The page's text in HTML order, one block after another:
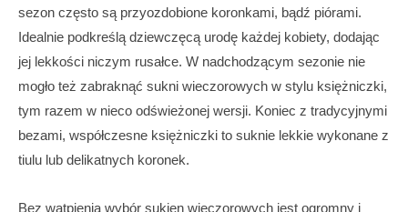
sezon często są przyozdobione koronkami, bądź piórami.
Idealnie podkreślą dziewczęcą urodę każdej kobiety, dodając
jej lekkości niczym rusałce. W nadchodzącym sezonie nie
mogło też zabraknąć sukni wieczorowych w stylu księżniczki,
tym razem w nieco odświeżonej wersji. Koniec z tradycyjnymi
bezami, współczesne księżniczki to suknie lekkie wykonane z
tiulu lub delikatnych koronek.
Bez wątpienia wybór sukien wieczorowych jest ogromny i